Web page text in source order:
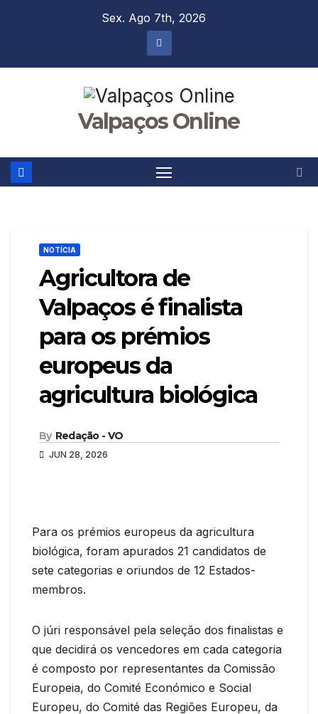
Sex. Ago 7th, 2026
Valpaços Online
NOTÍCIA
Agricultora de
Valpaços é finalista
para os prémios
europeus da
agricultura biológica
By Redação - VO
JUN 28, 2026
Para os prémios europeus da agricultura
biológica, foram apurados 21 candidatos de
sete categorias e oriundos de 12 Estados-
membros.
O júri responsável pela seleção dos finalistas e
que decidirá os vencedores em cada categoria
é composto por representantes da Comissão
Europeia, do Comité Económico e Social
Europeu, do Comité das Regiões Europeu, da